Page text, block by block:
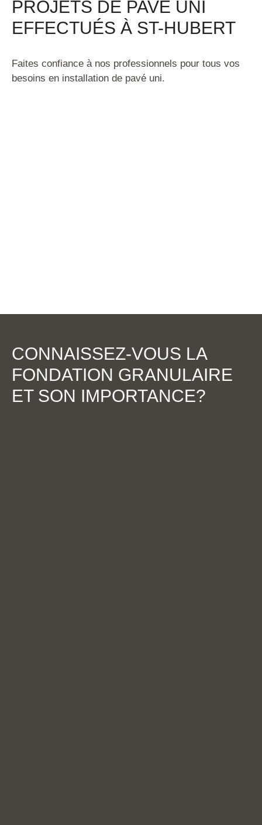
PROJETS DE PAVÉ UNI
EFFECTUÉS À ST-HUBERT
Faites confiance à nos professionnels pour tous vos
besoins en installation de pavé uni.
CONNAISSEZ-VOUS LA
FONDATION GRANULAIRE
ET SON IMPORTANCE?